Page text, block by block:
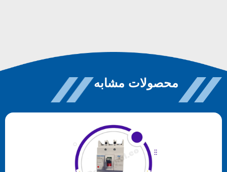
محصولات مشابه